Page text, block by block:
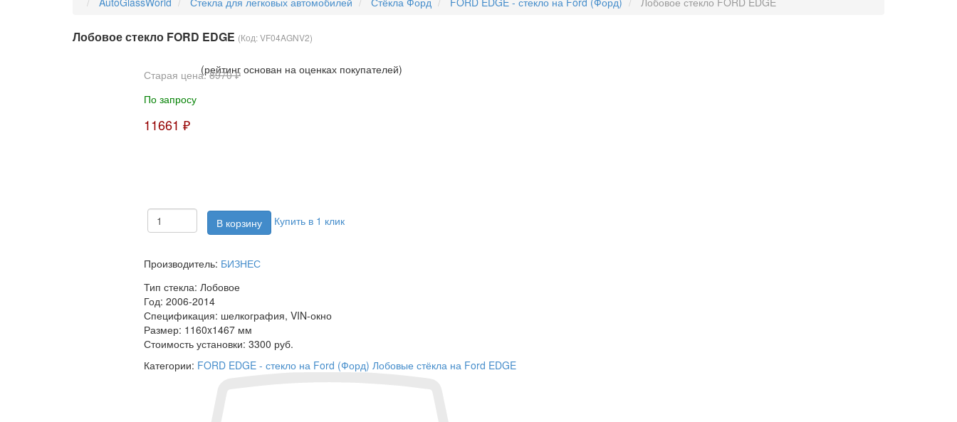
Лобовое стекло FORD EDGE (Код:VF04AGNV2)
(рейтинг основан на оценках покупателей)
Старая цена:8970 ₽
По запросу
11661 ₽
Купить в 1 клик
Производитель: БИЗНЕС
Тип стекла: Лобовое
Год: 2006-2014
Спецификация: шелкография, VIN-окно
Размер: 1160x1467 мм
Стоимость установки: 3300 руб.
Категории: FORD EDGE - стекло на Ford (Форд) Лобовые стёкла на Ford EDGE